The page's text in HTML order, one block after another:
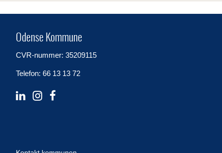
Odense Kommune
CVR-nummer: 35209115
Telefon: 66 13 13 72